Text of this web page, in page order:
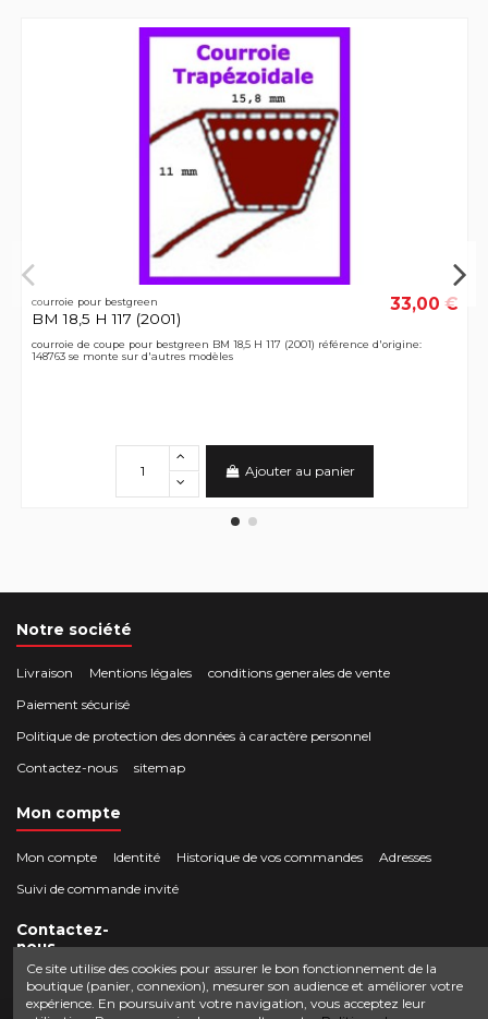
courroie pour bestgreen
BM 18,5 H 117 (2001)
33,00 €
courroie de coupe pour bestgreen BM 18,5 H 117 (2001) référence d'origine:
148763 se monte sur d'autres modèles
Ajouter au panier
Notre société
Livraison Mentions légales
conditions generales de vente
Paiement sécurisé
Politique de protection des données à caractère personnel
Contactez-nous
sitemap
Mon compte
Mon compte Identité Historique de vos commandes
Adresses
Suivi de commande invité
Contactez-
nous
Crocbois-motoculture.com
50 route de Villefort 48800 Pied-de-Borne
0624436257
Ce site utilise des cookies pour assurer le bon fonctionnement de la
boutique (panier, connexion), mesurer son audience et améliorer votre
expérience. En poursuivant votre navigation, vous acceptez leur